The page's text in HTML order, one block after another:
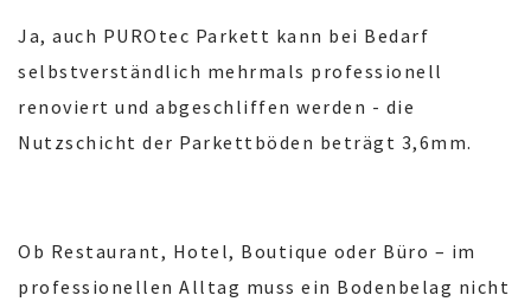
Ja, auch PUROtec Parkett kann bei Bedarf
selbstverständlich mehrmals professionell
renoviert und abgeschliffen werden - die
Nutzschicht der Parkettböden beträgt 3,6mm.
Ob Restaurant, Hotel, Boutique oder Büro – im
professionellen Alltag muss ein Bodenbelag nicht